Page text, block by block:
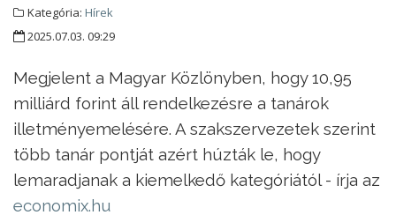
Kategória: Hírek
2025.07.03. 09:29
Megjelent a Magyar Közlönyben, hogy 10,95
milliárd forint áll rendelkezésre a tanárok
illetményemelésére. A szakszervezetek szerint
több tanár pontját azért húzták le, hogy
lemaradjanak a kiemelkedő kategóriától - írja az
economix.hu